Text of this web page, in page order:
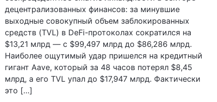
децентрализованных финансов: за минувшие
выходные совокупный объем заблокированных
средств (TVL) в DeFi-протоколах сократился на
$13,21 млрд — с $99,497 млрд до $86,286 млрд.
Наиболее ощутимый удар пришелся на кредитный
гигант Aave, который за 48 часов потерял $8,45
млрд, а его TVL упал до $17,947 млрд. Фактически
это […]